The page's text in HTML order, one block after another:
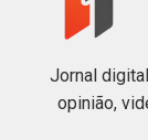
Jornal
opinião,